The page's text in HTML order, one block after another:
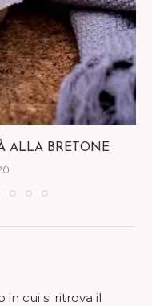
ALLA BRETONE
in cui si ritrova il